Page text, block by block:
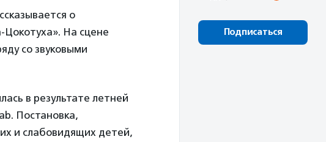
о
Цокотуха». На сцене
со звуковыми
в результате летней
Постановка,
и слабовидящих детей,
Подписаться